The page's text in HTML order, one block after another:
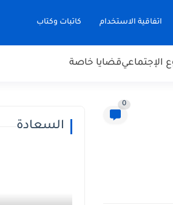
اتفاقية الاستخدام كاتبات وكتاب
الإجتماعيقضايا خاصة
0
السعادة